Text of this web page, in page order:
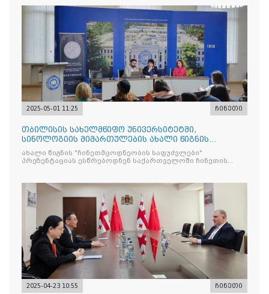
2025-05-01 11:25 ჩინეთი
თბილისის სახელმწიფო უნივერსიტეტში,
სინოლოგიის მიმართულების ახალი წიგნის
"ჩინეთმცოდნეობის საფუძვ
ახალი წიგნის "ჩინეთმცოდნეობის საფუძვლები"
პრეზენტაციას ესწრებოდნენ საქართველოში ჩინეთის
2025-04-23 10:55 ჩინეთი